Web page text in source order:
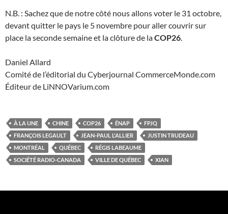
N.B. : Sachez que de notre côté nous allons voter le 31 octobre,
devant quitter le pays le 5 novembre pour aller couvrir sur
place la seconde semaine et la clôture de laCOP26.
Daniel Allard
Comité de l’éditorial du Cyberjournal CommerceMonde.com
Éditeur de LiNNOVarium.com
À LA UNE CHINE COP26 ÉNAP
FPJQ
FRANÇOIS LEGAULT
JEAN-PAUL L'ALLIER
JUSTIN TRUDEAU
MONTRÉAL
QUÉBEC
RÉGIS LABEAUME
SOCIÉTÉ RADIO-CANADA
VILLE DE QUÉBEC XIAN